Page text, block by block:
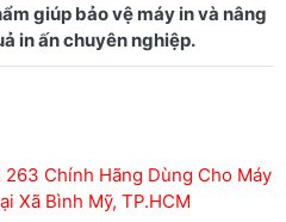
giúp bảo vệ máy in và nâng
Chính Hãng Dùng Cho Máy
Xã Bình Mỹ, TP.HCM